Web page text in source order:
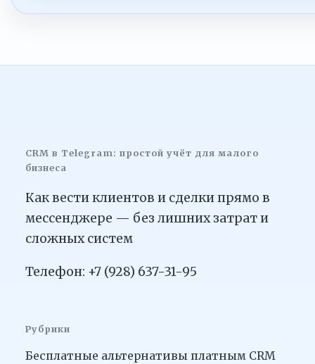
CRM в Telegram: простой учёт для малого
бизнеса
Как вести клиентов и сделки прямо в
мессенджере — без лишних затрат и
сложных систем
Телефон: +7 (928) 637-31-95
Рубрики
Бесплатные альтернативы платным CRM